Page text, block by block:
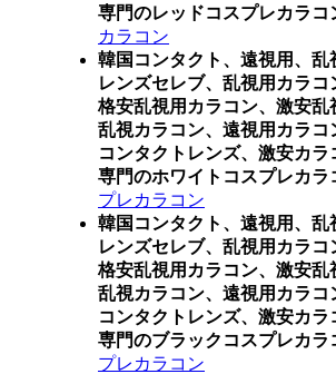
専門のレッドコスプレカラコ
カラコン
韓国コンタクト、遠視用、乱
レンズセレブ、乱視用カラコ
格安乱視用カラコン、激安乱
乱視カラコン、遠視用カラコ
コンタクトレンズ、激安カ
専門のホワイトコスプレカラ
プレカラコン
韓国コンタクト、遠視用、乱
レンズセレブ、乱視用カラコ
格安乱視用カラコン、激安乱
乱視カラコン、遠視用カラコ
コンタクトレンズ、激安カ
専門のブラックコスプレカラ
プレカラコン